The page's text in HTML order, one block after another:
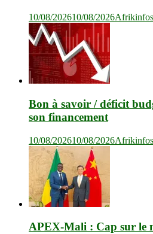
10/08/202610/08/2026
Bon à savoir / déficit
son financement
10/08/202610/08/2026
APEX-Mali : Cap sur le